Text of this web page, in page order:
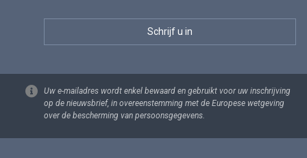
Uw e-mailadres wordt enkel bewaard en gebruikt voor uw inschrijving
op de nieuwsbrief, in overeenstemming met de Europese wetgeving
over de bescherming van persoonsgegevens.